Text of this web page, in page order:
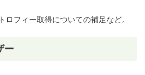
ロフィー取得についての補足など。
ー